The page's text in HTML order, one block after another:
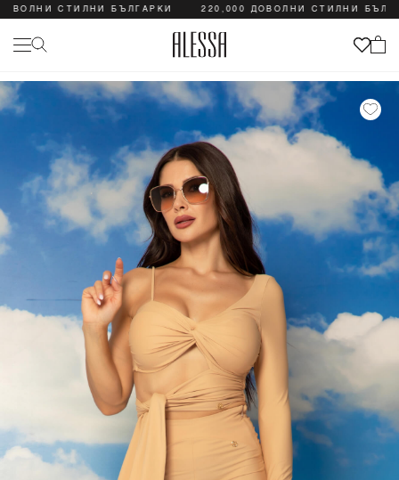
СТИЛНИ БЪЛГАРКИ 220,000 ДОВОЛНИ СТИЛНИ